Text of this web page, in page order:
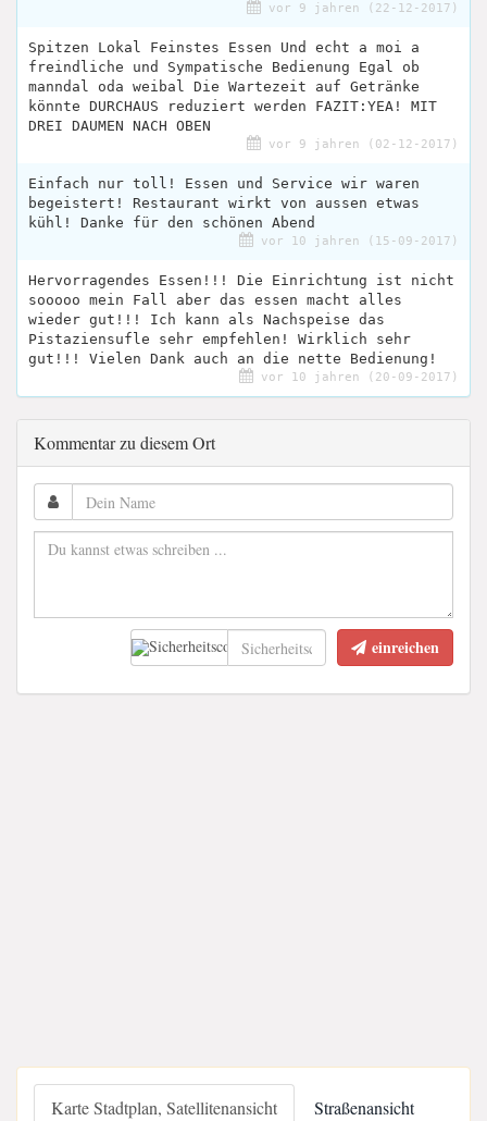
vor 9 jahren (22-12-2017)
Spitzen Lokal Feinstes Essen Und echt a moi a
freindliche und Sympatische Bedienung Egal ob
manndal oda weibal Die Wartezeit auf Getränke
könnte DURCHAUS reduziert werden FAZIT:YEA! MIT
DREI DAUMEN NACH OBEN
vor 9 jahren (02-12-2017)
Einfach nur toll! Essen und Service wir waren
begeistert! Restaurant wirkt von aussen etwas
kühl! Danke für den schönen Abend
vor 10 jahren (15-09-2017)
Hervorragendes Essen!!! Die Einrichtung ist nicht
sooooo mein Fall aber das essen macht alles
wieder gut!!! Ich kann als Nachspeise das
Pistaziensufle sehr empfehlen! Wirklich sehr
gut!!! Vielen Dank auch an die nette Bedienung!
vor 10 jahren (20-09-2017)
Kommentar zu diesem Ort
einreichen
Karte Stadtplan, Satellitenansicht Straßenansicht